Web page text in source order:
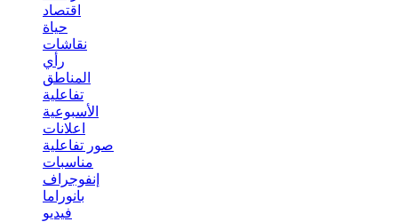
اقتصاد
حياة
نقاشات
رأي
المناطق
تفاعلية
الأسبوعية
اعلانات
صور تفاعلية
مناسبات
إنفوجراف
بانوراما
فيديو